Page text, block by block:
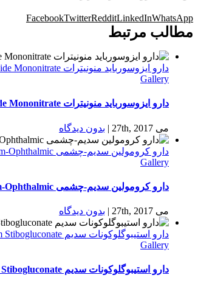
FacebookTwitterRedditLinkedInWhatsApp
مطالب مرتبط
دارو ایزوسورباید منونیترات Isosorbide Mononitrate
Gallery
دارو ایزوسورباید منونیترات Isosorbide Mononitrate
می 27th, 2017 | بدون ديدگاه
دارو كرومولين سدیم-چشمی Cromolyn Sodium-Ophthalmic
Gallery
دارو كرومولين سدیم-چشمی Cromolyn Sodium-Ophthalmic
می 27th, 2017 | بدون ديدگاه
دارو استیبوگلوکونات سدیم Sodium Stibogluconate
Gallery
دارو استیبوگلوکونات سدیم Sodium Stibogluconate